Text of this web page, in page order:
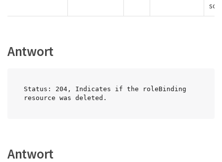
soll
Antwort
Status: 204, Indicates if the roleBinding
resource was deleted.
Antwort